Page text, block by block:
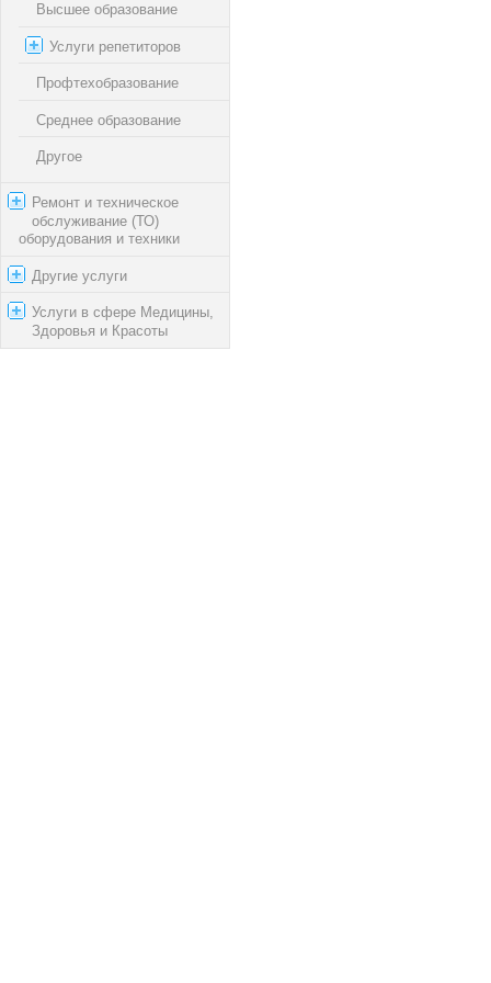
Высшее образование
Услуги репетиторов
Профтехобразование
Среднее образование
Другое
Ремонт и техническое
обслуживание (ТО)
оборудования и техники
Другие услуги
Услуги в сфере Медицины,
Здоровья и Красоты